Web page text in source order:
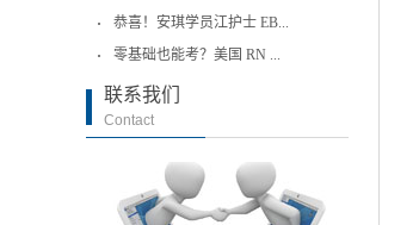
恭喜！安琪学员江护士 EB...
零基础也能考？美国 RN ...
联系我们
Contact